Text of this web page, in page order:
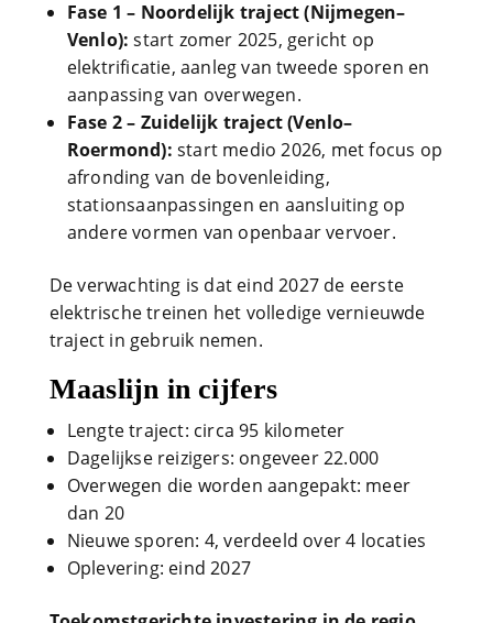
Fase 1 – Noordelijk traject (Nijmegen–
Venlo): start zomer 2025, gericht op
elektrificatie, aanleg van tweede sporen en
aanpassing van overwegen.
Fase 2 – Zuidelijk traject (Venlo–
Roermond): start medio 2026, met focus op
afronding van de bovenleiding,
stationsaanpassingen en aansluiting op
andere vormen van openbaar vervoer.
De verwachting is dat eind 2027 de eerste
elektrische treinen het volledige vernieuwde
traject in gebruik nemen.
Maaslijn in cijfers
Lengte traject: circa 95 kilometer
Dagelijkse reizigers: ongeveer 22.000
Overwegen die worden aangepakt: meer
dan 20
Nieuwe sporen: 4, verdeeld over 4 locaties
Oplevering: eind 2027